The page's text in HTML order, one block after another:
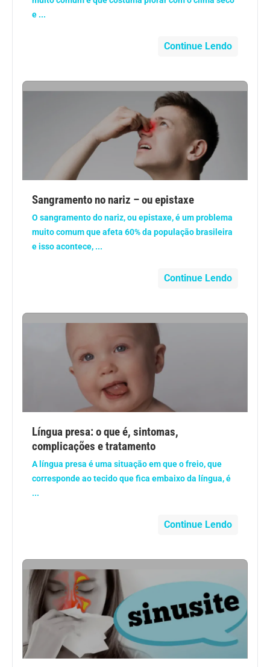
Vacinas
e ...
Continue Lendo
Sangramento no nariz – ou epistaxe
O sangramento do nariz, ou epistaxe, é um problema
muito comum que afeta 60% da população brasileira
e isso acontece, ...
Continue Lendo
Língua presa: o que é, sintomas,
complicações e tratamento
A língua presa é uma situação em que o freio, que
corresponde ao tecido que fica embaixo da língua, é
...
Continue Lendo